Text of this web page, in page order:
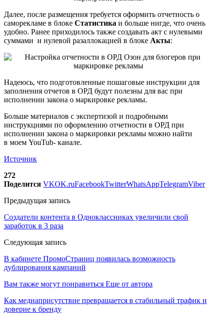
Далее, после размещения требуется оформить отчетность о
саморекламе в блоке Статистика и больше нигде, что очень
удобно. Ранее приходилось также создавать акт с нулевыми
суммами и нулевой разаллокацией в блоке Акты:
Надеюсь, что подготовленные пошаговые инструкции для
заполнения отчетов в ОРД будут полезны для вас при
исполнении закона о маркировке рекламы.
Больше материалов с экспертизой и подробными
инструкциями по оформлению отчетности в ОРД при
исполнении закона о маркировки рекламы можно найти
в моем YouTub- канале.
Источник
272
Поделится VKOK.ruFacebookTwitterWhatsAppTelegramViber
Предыдущая запись
Создатели контента в Одноклассниках увеличили свой
заработок в 3 раза
Следующая запись
В кабинете ПромоСтраниц появилась возможность
дублирования кампаний
Вам также могут понравиться Еще от автора
Как медиаприсутствие превращается в стабильный трафик и
доверие к бренду